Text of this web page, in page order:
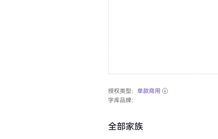
授权类型： 单款商用
字库品牌：
全部家族